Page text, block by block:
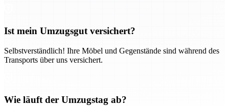
Ist mein Umzugsgut versichert?
Selbstverständlich! Ihre Möbel und Gegenstände sind während des
Transports über uns versichert.
Wie läuft der Umzugstag ab?